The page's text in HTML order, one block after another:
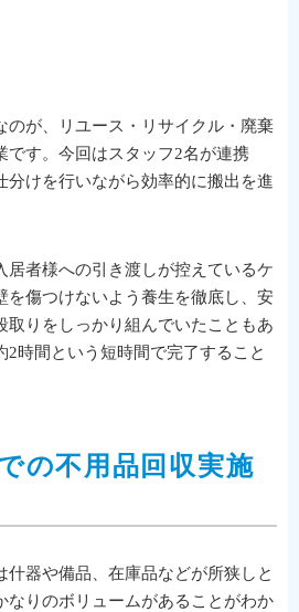
のが、リユース・リサイクル・廃棄
です。今回はスタッフ2名が連携
分けを行いながら効率的に搬出を進
居者様への引き渡しが控えているケ
を傷つけないよう養生を徹底し、安
取りをしっかり組んでいたこともあ
2時間という短時間で完了すること
の不用品回収実施
什器や備品、在庫品などが所狭しと
なりのボリュームがあることがわか